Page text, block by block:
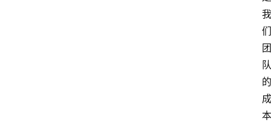
我
们
团
队
的
成
本